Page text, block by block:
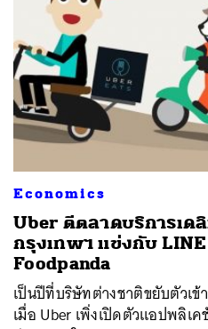
Economics
Uber ตีตลาดบริการเดลิ
กรุงเทพฯ แข่งกับ
Foodpanda
เป็นปีที่บริษัทต่างชาติขยับตัวเ
เมื่อ Uber เพิ่งเปิดตัวแอปพลิเ